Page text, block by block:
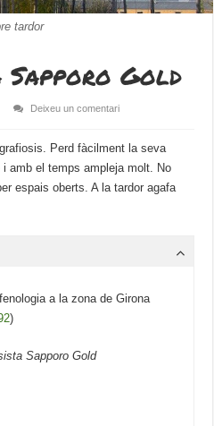
tardor
Sapporo Gold
Deixeu un comentari
Perd fàcilment la seva
amb el temps ampleja molt. No
espais oberts. A la tardor agafa
a la zona de Girona
)
Sapporo Gold